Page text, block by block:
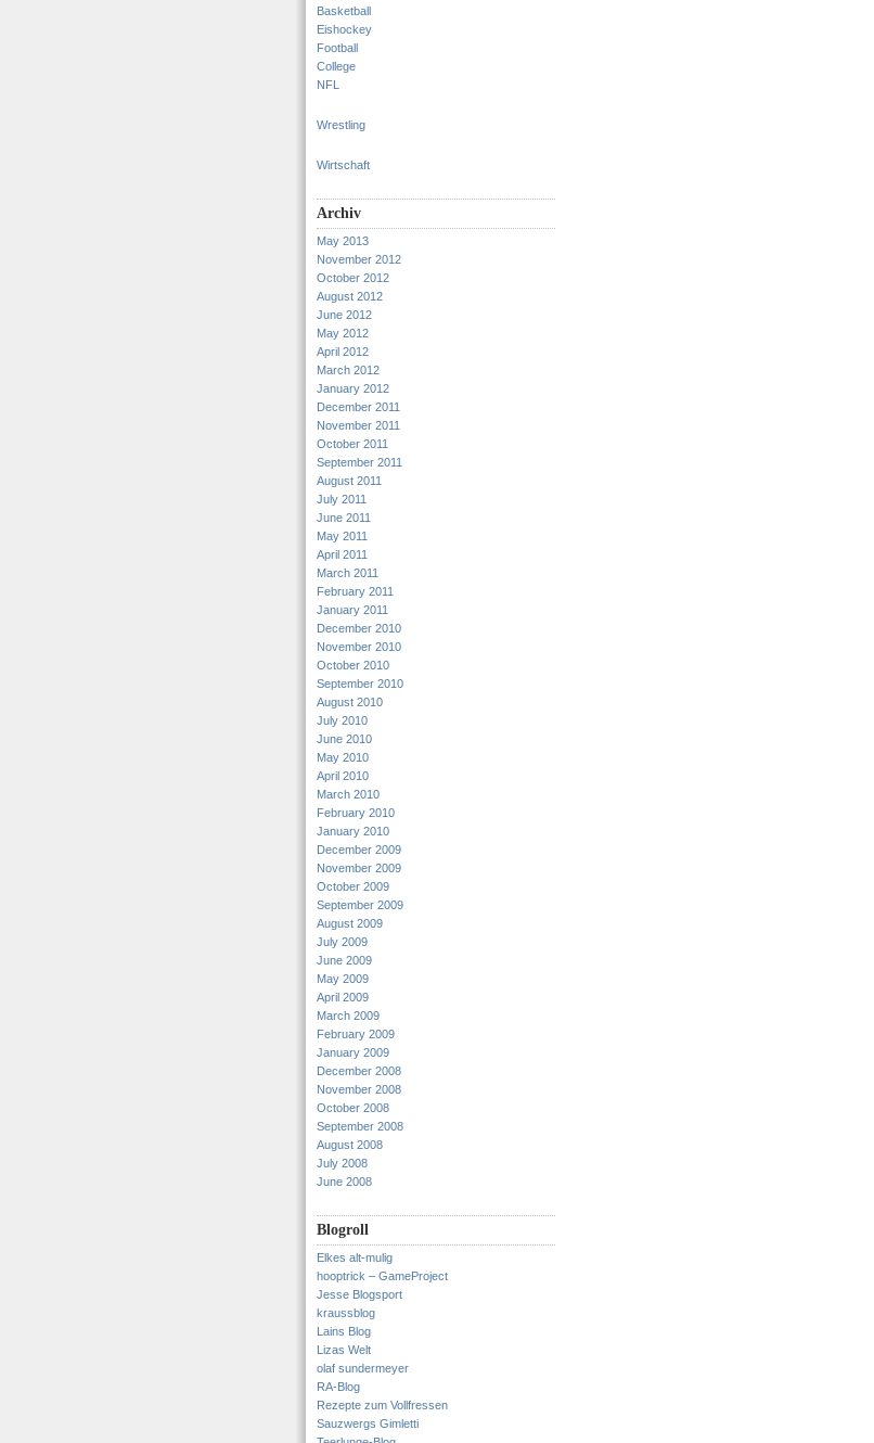
Basketball
Eishockey
Football
College
NFL
Wrestling
Wirtschaft
Archiv
May 2013
November 2012
October 2012
August 2012
June 2012
May 2012
April 2012
March 2012
January 2012
December 2011
November 2011
October 2011
September 2011
August 2011
July 2011
June 2011
May 2011
April 2011
March 2011
February 2011
January 2011
December 2010
November 2010
October 2010
September 2010
August 2010
July 2010
June 2010
May 2010
April 2010
March 2010
February 2010
January 2010
December 2009
November 2009
October 2009
September 2009
August 2009
July 2009
June 2009
May 2009
April 2009
March 2009
February 2009
January 2009
December 2008
November 2008
October 2008
September 2008
August 2008
July 2008
June 2008
Blogroll
Elkes alt-mulig
hooptrick – GameProject
Jesse Blogsport
kraussblog
Lains Blog
Lizas Welt
olaf sundermeyer
RA-Blog
Rezepte zum Vollfressen
Sauzwergs Gimletti